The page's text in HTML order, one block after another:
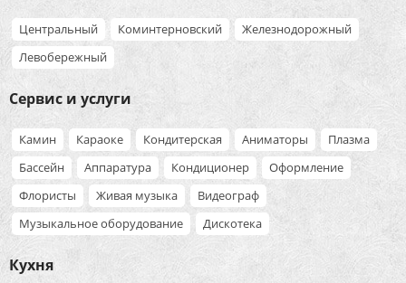
Центральный Коминтерновский
Железнодорожный
Левобережный
Сервис и услуги
Камин Караоке Кондитерская Аниматоры
Плазма
Бассейн
Аппаратура Кондиционер
Оформление
Флористы
Живая музыка
Видеограф
Музыкальное оборудование
Дискотека
Кухня